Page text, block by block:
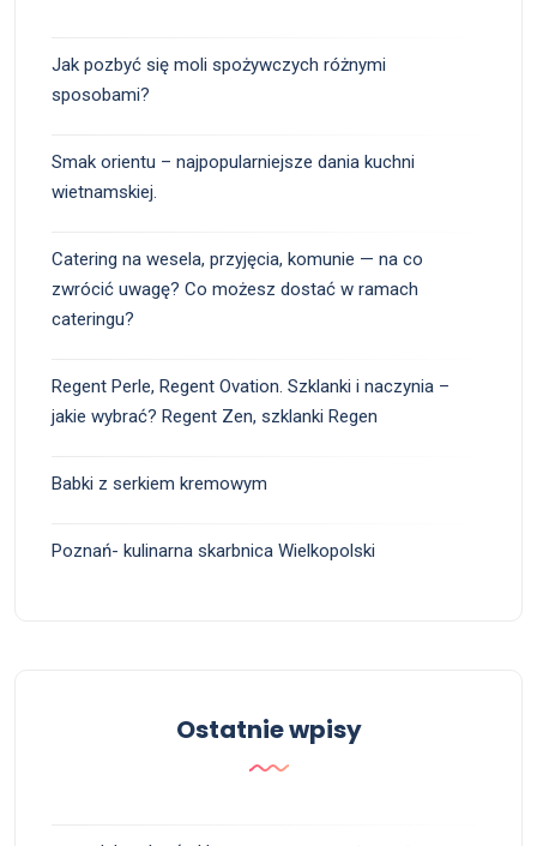
Jak pozbyć się moli spożywczych różnymi
sposobami?
Smak orientu – najpopularniejsze dania kuchni
wietnamskiej.
Catering na wesela, przyjęcia, komunie — na co
zwrócić uwagę? Co możesz dostać w ramach
cateringu?
Regent Perle, Regent Ovation. Szklanki i naczynia –
jakie wybrać? Regent Zen, szklanki Regen
Babki z serkiem kremowym
Poznań- kulinarna skarbnica Wielkopolski
Ostatnie wpisy